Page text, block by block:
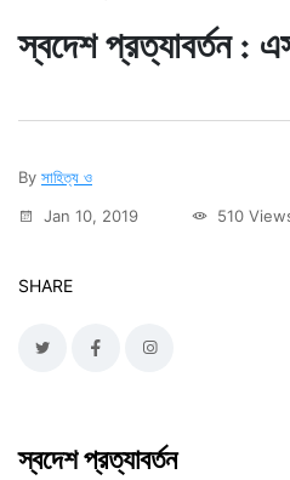
স্বদেশ প্রত্যাবর্তন :
By সাহিত্য ও
Jan 10, 2019
510
SHARE
স্বদেশ প্রত্যাবর্তন